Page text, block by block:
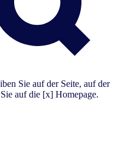
Sie auf der Seite, auf der
auf die [x] Homepage.